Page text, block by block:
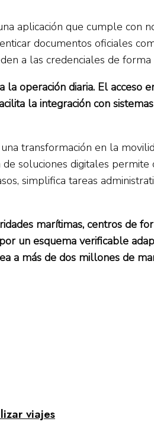
aplicación que cumple con
documentos oficiales
a las credenciales de forma
operación diaria. El acceso
la integración con
transformación en la
soluciones digitales
simplifica tareas
marítimas, centros de
un esquema verificable
a más de dos millones de
viajes